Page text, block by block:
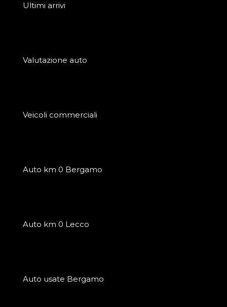
Ultimi arrivi
Valutazione auto
Veicoli commerciali
Auto km 0 Bergamo
Auto km 0 Lecco
Auto usate Bergamo